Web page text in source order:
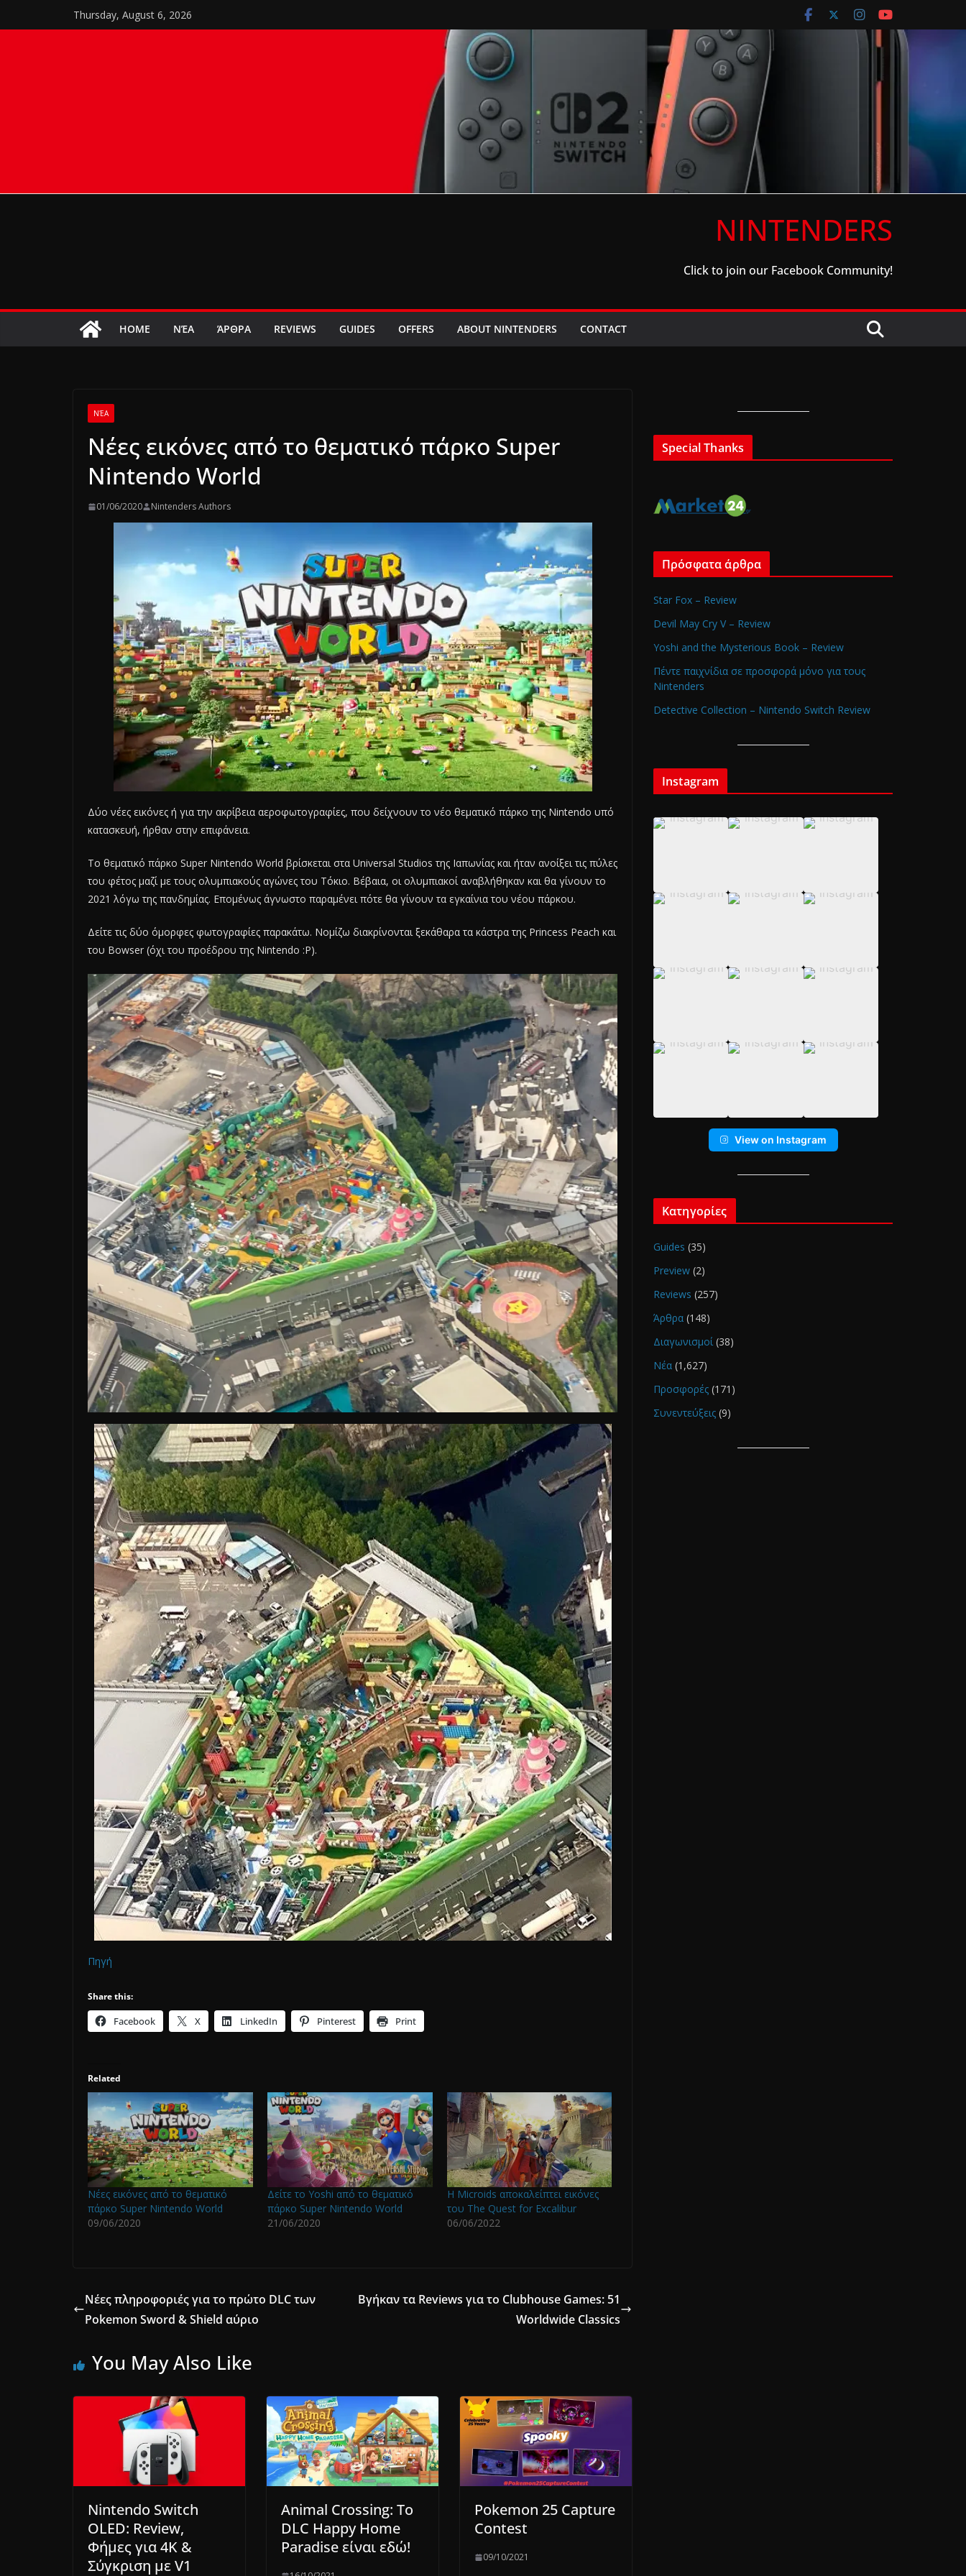
to
Thursday, August 6, 2026
NINTENDERS
Click to join our Facebook Community!
HOME ΝΈΑ ΆΡΘΡΑ REVIEWS GUIDES OFFERS ABOUT NINTENDERS CONTACT
ΝΈΑ
Νέες εικόνες από το θεματικό πάρκο Super
Nintendo World
01/06/2020 Nintenders Authors
Δύο νέες εικόνες ή για την ακρίβεια αεροφωτογραφίες, που δείχνουν το νέο θεματικό πάρκο της Nintendo υπό
κατασκευή, ήρθαν στην επιφάνεια.
Το θεματικό πάρκο Super Nintendo World βρίσκεται στα Universal Studios της Ιαπωνίας και ήταν ανοίξει τις πύλες
του φέτος μαζί με τους ολυμπιακούς αγώνες του Τόκιο. Βέβαια, οι ολυμπιακοί αναβλήθηκαν και θα γίνουν το
2021 λόγω της πανδημίας. Επομένως άγνωστο παραμένει πότε θα γίνουν τα εγκαίνια του νέου πάρκου.
Δείτε τις δύο όμορφες φωτογραφίες παρακάτω. Νομίζω διακρίνονται ξεκάθαρα τα κάστρα της Princess Peach και
του Bowser (όχι του προέδρου της Nintendo :P).
Πηγή
Share this:
Facebook X LinkedIn Pinterest Print
Related
Νέες εικόνες από το θεματικό
πάρκο Super Nintendo World
09/06/2020
Δείτε το Yoshi από το θεματικό
πάρκο Super Nintendo World
21/06/2020
H Microids αποκαλείπτει εικόνες
του The Quest for Excalibur
06/06/2022
Νέες πληροφοριές για το πρώτο DLC των
Pokemon Sword & Shield αύριο
Βγήκαν τα Reviews για το Clubhouse Games: 51
Worldwide Classics
You May Also Like
Nintendo Switch
OLED: Review,
Φήμες για 4Κ &
Σύγκριση με V1
Animal Crossing: Το
DLC Happy Home
Paradise είναι εδώ!
Pokemon 25 Capture
Contest
09/10/2021
Special Thanks
Πρόσφατα άρθρα
Star Fox – Review
Devil May Cry V – Review
Yoshi and the Mysterious Book – Review
Πέντε παιχνίδια σε προσφορά μόνο για τους
Nintenders
Detective Collection – Nintendo Switch Review
Instagram
View on Instagram
Κατηγορίες
Guides (35)
Preview (2)
Reviews (257)
Άρθρα (148)
Διαγωνισμοί (38)
Νέα (1,627)
Προσφορές (171)
Συνεντεύξεις (9)